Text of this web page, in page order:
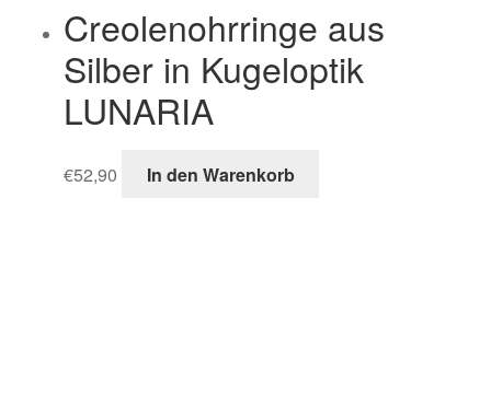
Creolenohrringe aus
Silber in Kugeloptik
LUNARIA
€52,90 In den Warenkorb